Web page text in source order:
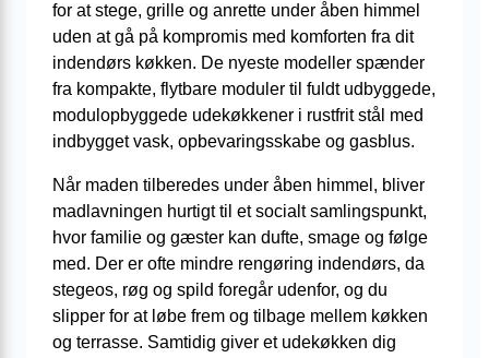
for at stege, grille og anrette under åben himmel
uden at gå på kompromis med komforten fra dit
indendørs køkken. De nyeste modeller spænder
fra kompakte, flytbare moduler til fuldt udbyggede,
modulopbyggede udekøkkener i rustfrit stål med
indbygget vask, opbevaringsskabe og gasblus.
Når maden tilberedes under åben himmel, bliver
madlavningen hurtigt til et socialt samlingspunkt,
hvor familie og gæster kan dufte, smage og følge
med. Der er ofte mindre rengøring indendørs, da
stegeos, røg og spild foregår udenfor, og du
slipper for at løbe frem og tilbage mellem køkken
og terrasse. Samtidig giver et udekøkken dig